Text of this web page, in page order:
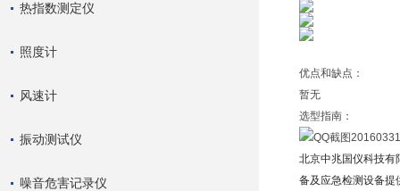
热指数测定仪
照度计
风速计
振动测试仪
噪音危害记录仪
优点和缺点：
暂无
选型指南：
北京中兆国仪科技有
备及应急检测设备提